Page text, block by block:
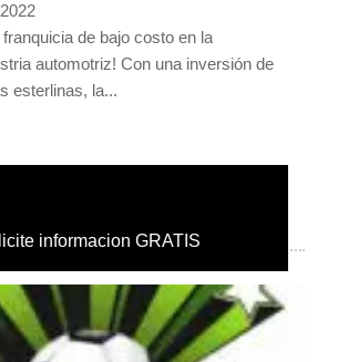
de bajo costo en la
automotriz! Con una inversión de
esterlinas, la...
informacion GRATIS